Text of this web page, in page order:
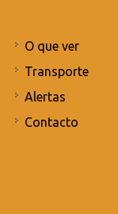
O que ver
Transporte
Alertas
Contacto